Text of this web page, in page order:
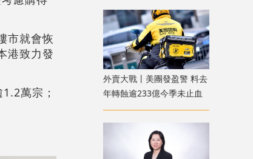
市就會恢
港致力發
萬宗；
外賣大戰丨美團發盈警 料去
年轉蝕逾233億今季未止血